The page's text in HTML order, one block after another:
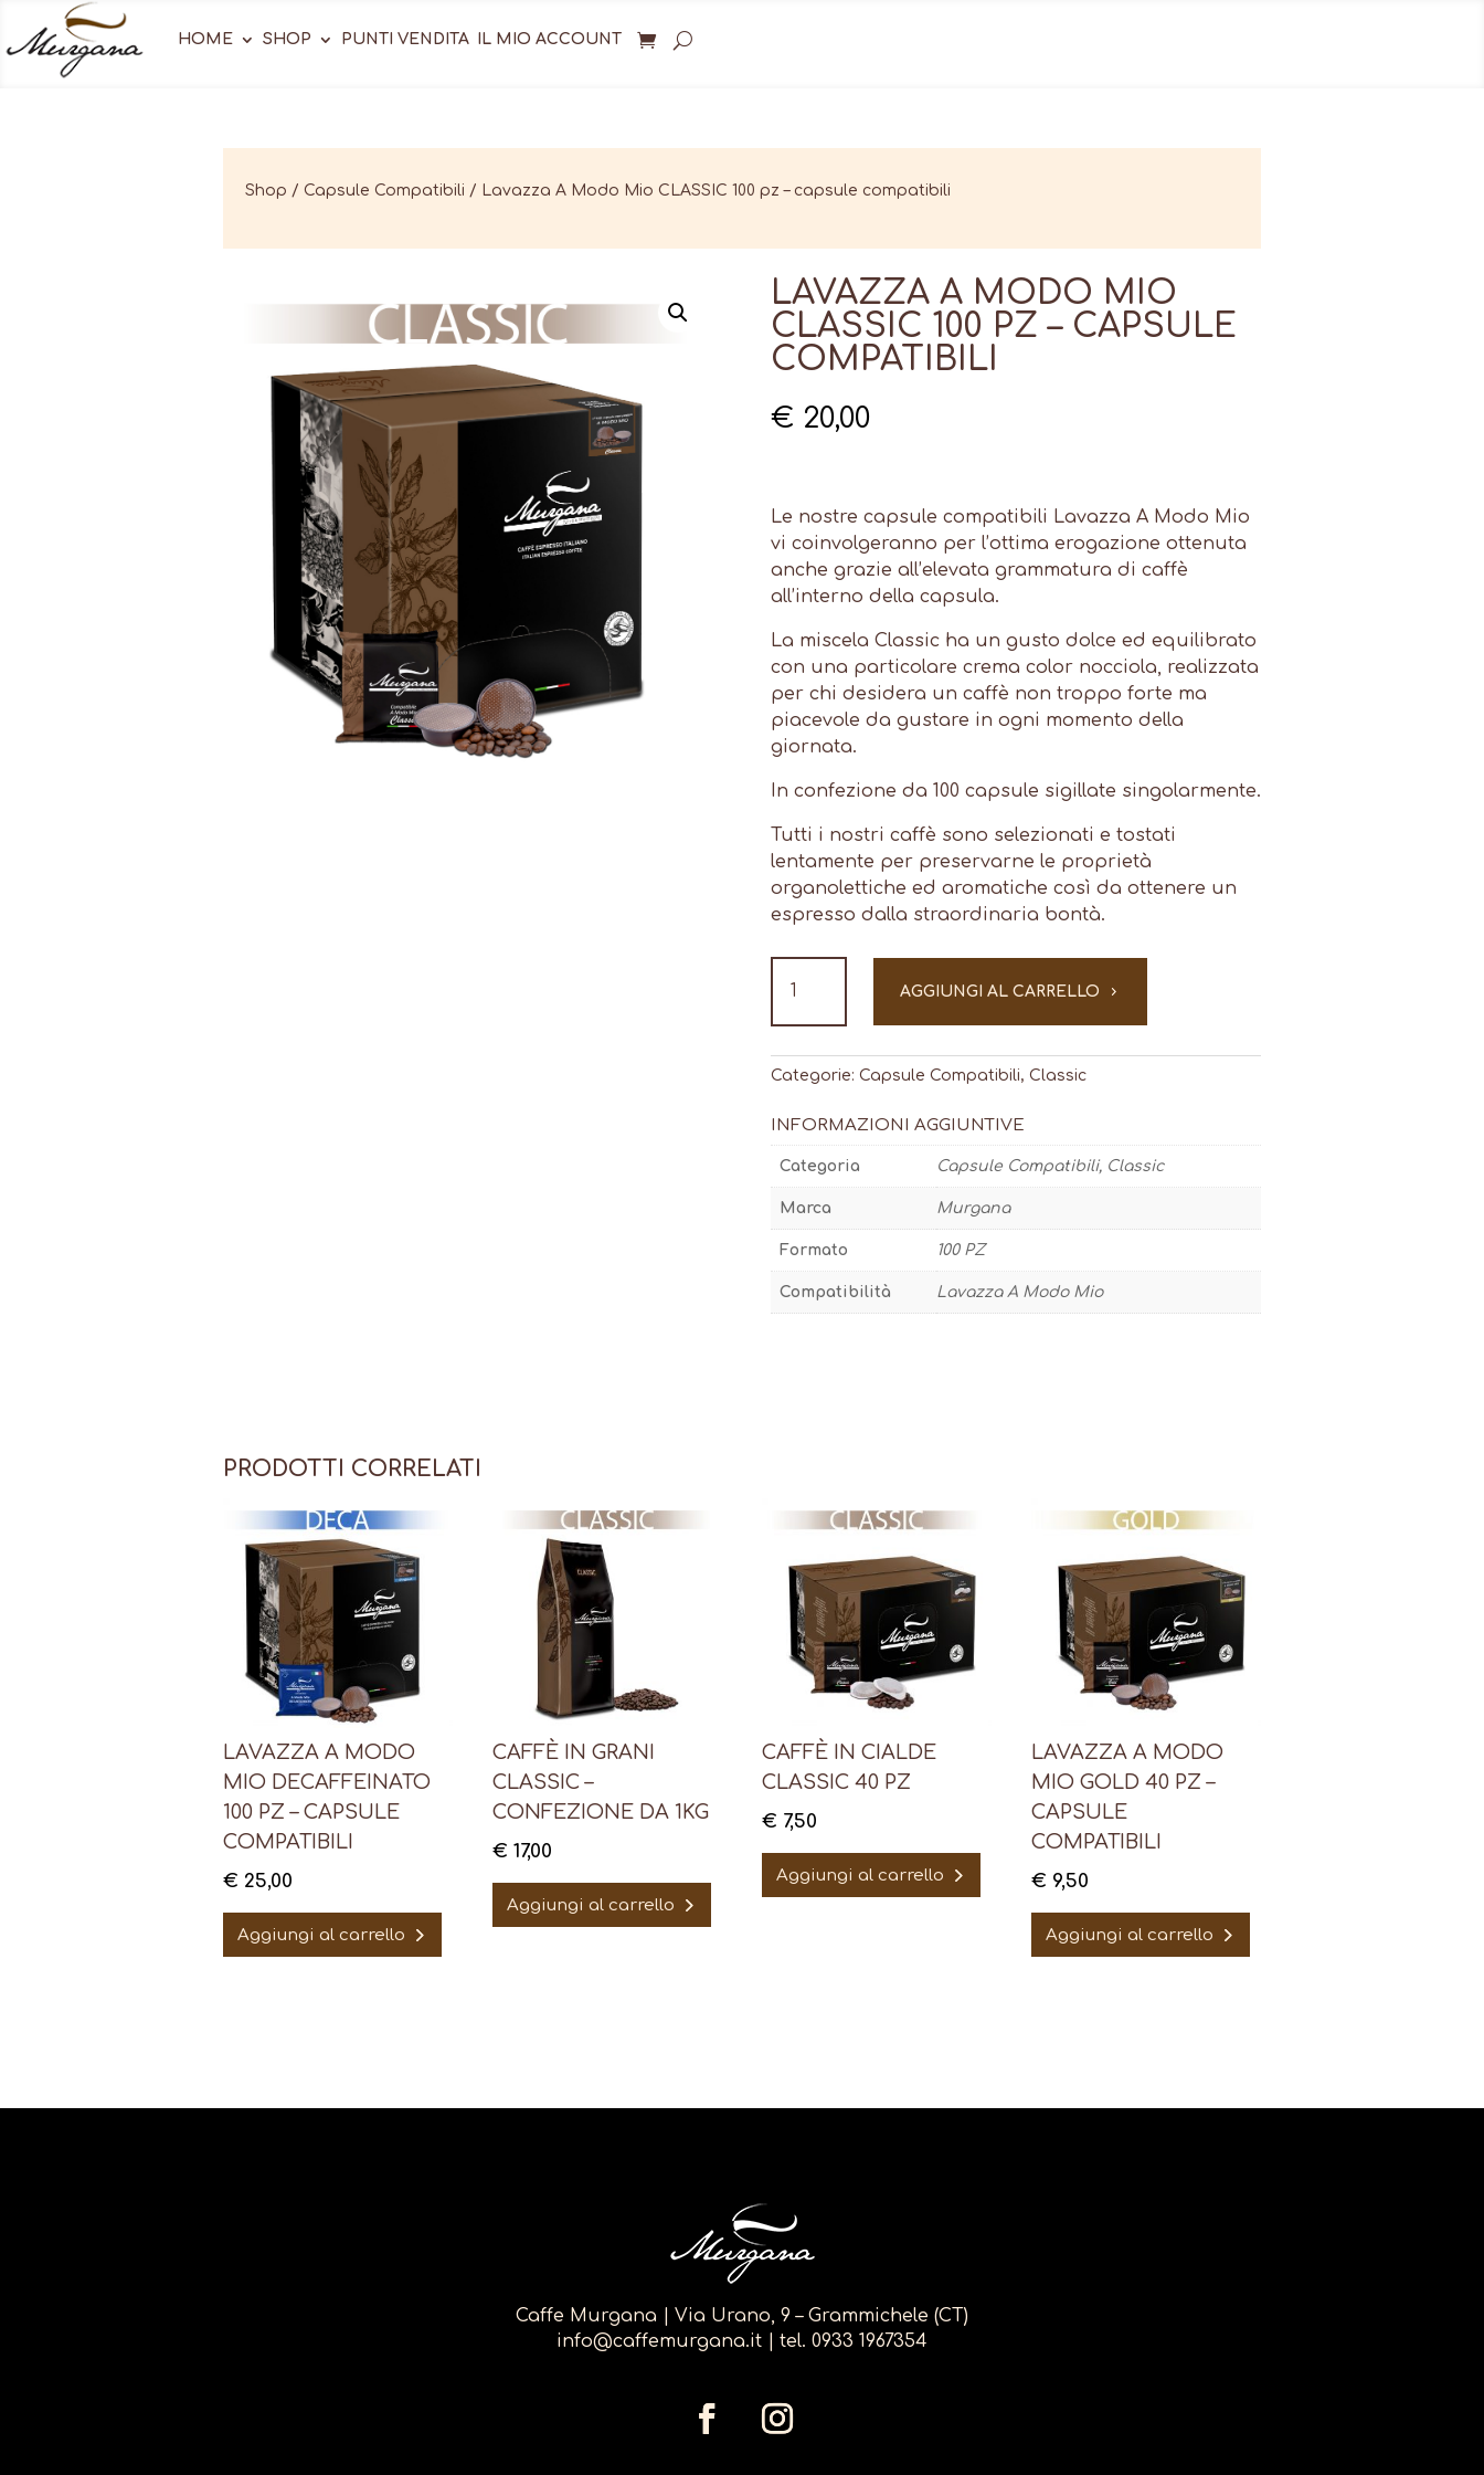
HOME SHOP PUNTI VENDITA IL MIO ACCOUNT
Shop / Capsule Compatibili / Lavazza A Modo Mio CLASSIC 100 pz – capsule compatibili
LAVAZZA A MODO MIO
CLASSIC 100 PZ – CAPSULE
COMPATIBILI
€ 20,00
Le nostre capsule compatibili Lavazza A Modo Mio
vi coinvolgeranno per l’ottima erogazione ottenuta
anche grazie all’elevata grammatura di caffè
all’interno della capsula.
La miscela Classic ha un gusto dolce ed equilibrato
con una particolare crema color nocciola, realizzata
per chi desidera un caffè non troppo forte ma
piacevole da gustare in ogni momento della
giornata.
In confezione da 100 capsule sigillate singolarmente.
Tutti i nostri caffè sono selezionati e tostati
lentamente per preservarne le proprietà
organolettiche ed aromatiche così da ottenere un
espresso dalla straordinaria bontà.
CLASSIC
pz
-
capsule
AGGIUNGI AL CARRELLO
Categorie: Capsule Compatibili, Classic
INFORMAZIONI AGGIUNTIVE
Categoria Capsule Compatibili, Classic
Marca Murgana
Formato 100 PZ
Compatibilità Lavazza A Modo Mio
PRODOTTI CORRELATI
LAVAZZA A MODO
MIO DECAFFEINATO
100 PZ – CAPSULE
COMPATIBILI
€ 25,00
Aggiungi al carrello
CAFFÈ IN GRANI
CLASSIC –
CONFEZIONE DA 1KG
€ 17,00
Aggiungi al carrello
CAFFÈ IN CIALDE
CLASSIC 40 PZ
€ 7,50
Aggiungi al carrello
LAVAZZA A MODO
MIO GOLD 40 PZ –
CAPSULE
COMPATIBILI
€ 9,50
Aggiungi al carrello
Caffe Murgana | Via Urano, 9 – Grammichele (CT)
info@caffemurgana.it | tel. 0933 1967354